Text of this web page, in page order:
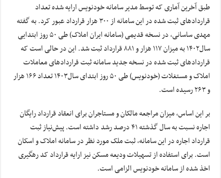
طبق آخرین آماری که توسط مدیر سامانه خودنویس ارایه شده تعداد
قراردادهای ثبت شده در این سامانه از ۳۰۰ هزار قرارداد عبور کرد. به گفته
مهدی ساسانی، در نسخه قدیمی (سامانه ایران املاک) طی ۵۰ روز ابتدایی
سال۱۴۰۲ به میزان ۱۱۷ هزار و ۸۸۱ قرارداد ثبت شد. این در حالی است که
قراردادهای ثبت شده در نسخه جدید سامانه ثبت قراردادهای معاملات
املاک و مستغلات (خودنویس) طی ۵۰ روز ابتدای سال۱۴۰۳ تعداد ۱۶۶ هزار
و ۲۶۳ رسیده است.
بر این اساس، میزان مراجعه مالکان و مستاجران برای انعقاد قرارداد رایگان
اجاره نسبت به سال گذشته ۴۱ درصد رشد داشته است. پیش‌نیاز ثبت
قرارداد اجاره در این سامانه، ثبت ملک مورد نظر در سامانه املاک و اسکان
است. برای استفاده از تسهیلات ودیعه مسکن نیز ارایه قرارداد کد رهگیری
اخذ شده از سامانه خودنویس الزامی است.